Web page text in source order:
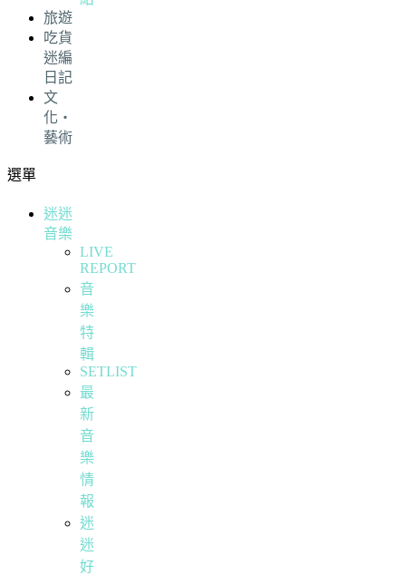
旅遊
吃貨
迷編
日記
文
化・
藝術
選單
迷迷
音樂
LIVE
REPORT
音
樂
特
輯
SETLIST
最
新
音
樂
情
報
迷
迷
好